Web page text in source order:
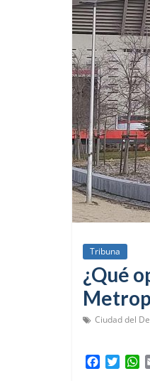
Tribuna
¿Qué
Ciudad del
W